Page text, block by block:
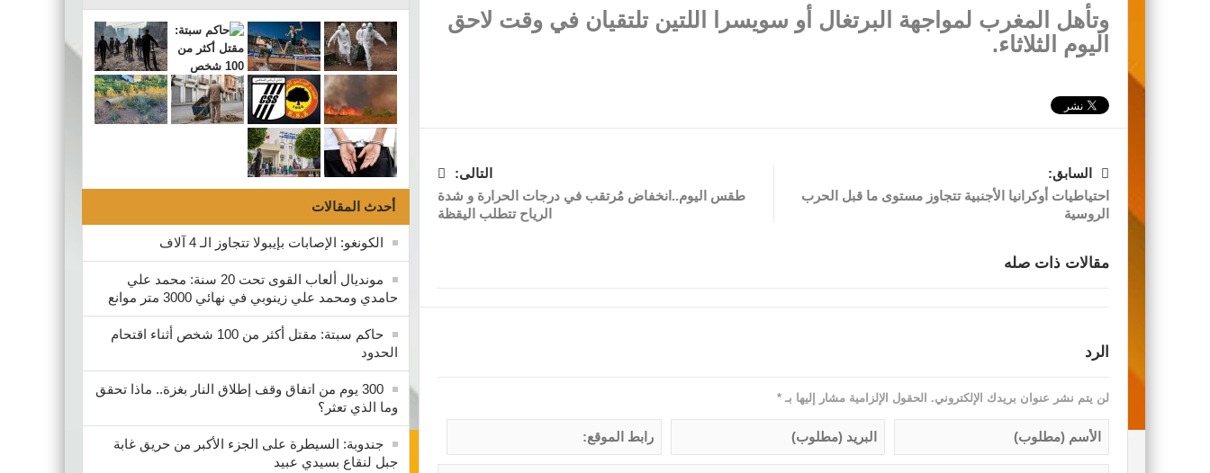
وتأهل المغرب لمواجهة البرتغال أو سويسرا اللتين تلتقيان في وقت لاحق
اليوم الثلاثاء.
السابق:
احتياطيات أوكرانيا الأجنبية تتجاوز مستوى ما قبل الحرب
الروسية
التالى:
طقس اليوم..انخفاض مُرتقب في درجات الحرارة و شدة
الرياح تتطلب اليقظة
مقالات ذات صله
الرد
لن يتم نشر عنوان بريدك الإلكتروني. الحقول الإلزامية مشار إليها بـ *
أحدث المقالات
الكونغو: الإصابات بإيبولا تتجاوز الـ 4 آلاف
مونديال ألعاب القوى تحت 20 سنة: محمد علي
حامدي ومحمد علي زينوبي في نهائي 3000 متر موانع
حاكم سبتة: مقتل أكثر من 100 شخص أثناء اقتحام
الحدود
300 يوم من اتفاق وقف إطلاق النار بغزة.. ماذا تحقق
وما الذي تعثر؟
جندوبة: السيطرة على الجزء الأكبر من حريق غابة
جبل لنقاع بسيدي عبيد